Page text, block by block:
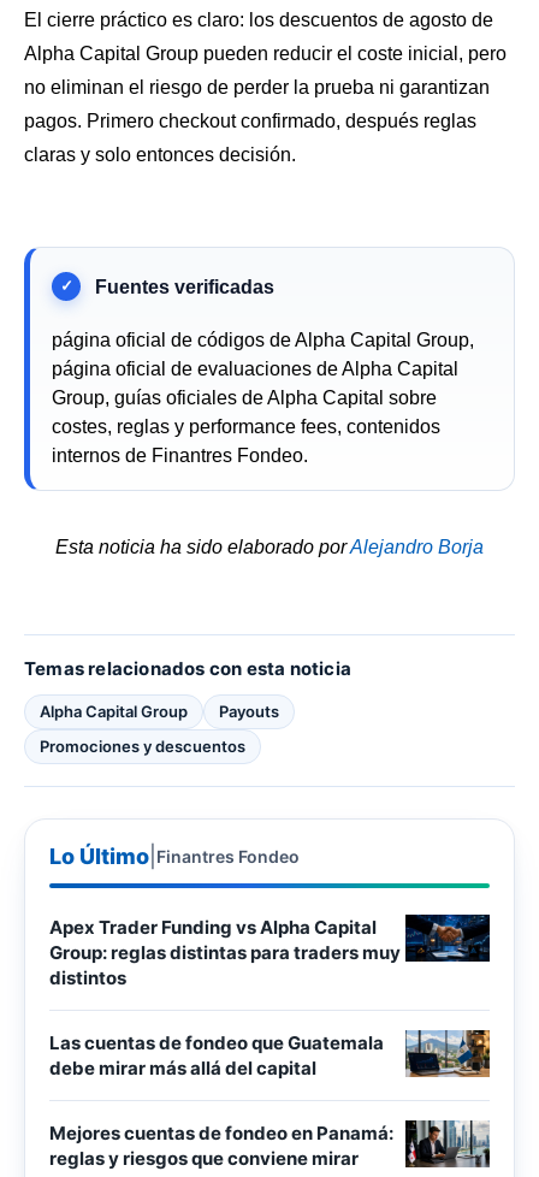
El cierre práctico es claro: los descuentos de agosto de
Alpha Capital Group pueden reducir el coste inicial, pero
no eliminan el riesgo de perder la prueba ni garantizan
pagos. Primero checkout confirmado, después reglas
claras y solo entonces decisión.
página oficial de códigos de Alpha Capital Group,
página oficial de evaluaciones de Alpha Capital
Group, guías oficiales de Alpha Capital sobre
costes, reglas y performance fees, contenidos
internos de Finantres Fondeo.
Esta noticia ha sido elaborado porAlejandro Borja
Temas relacionados con esta noticia
Alpha Capital Group
Payouts
Promociones y descuentos
Lo Último Finantres Fondeo
Apex Trader Funding vs Alpha Capital
Group: reglas distintas para traders muy
distintos
Las cuentas de fondeo que Guatemala
debe mirar más allá del capital
Mejores cuentas de fondeo en Panamá:
reglas y riesgos que conviene mirar